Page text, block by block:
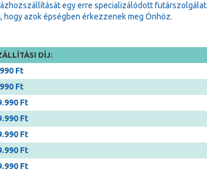
egy erre specializálódott futárszolgálat
azok épségben érkezzenek meg Önhöz.
DÍJ:
Ft
Ft
Ft
Ft
Ft
Ft
Ft